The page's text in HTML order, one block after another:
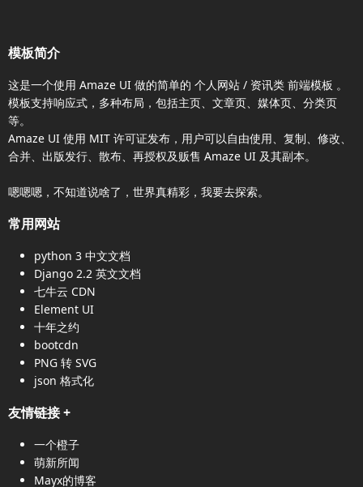
模板简介
这是一个使用 Amaze UI 做的简单的 个人网站 / 资讯类 前端模板 。
模板支持响应式，多种布局，包括主页、文章页、媒体页、分类页
等。
Amaze UI 使用 MIT 许可证发布，用户可以自由使用、复制、修改、
合并、出版发行、散布、再授权及贩售 Amaze UI 及其副本。
嗯嗯嗯，不知道说啥了，世界真精彩，我要去探索。
常用网站
python 3 中文文档
Django 2.2 英文文档
七牛云 CDN
Element UI
十年之约
bootcdn
PNG 转 SVG
json 格式化
友情链接+
一个橙子
萌新所闻
Mayx的博客